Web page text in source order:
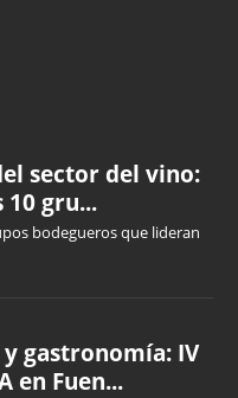
sector del vino:
gru...
bodegueros que lideran
gastronomía: IV
en Fuen...